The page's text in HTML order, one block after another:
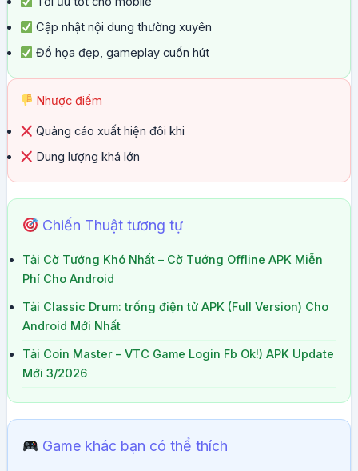
Cập nhật nội dung thường xuyên
Đồ họa đẹp, gameplay cuốn hút
Nhược điểm
Quảng cáo xuất hiện đôi khi
Dung lượng khá lớn
Chiến Thuật tương tự
Tải Cờ Tướng Khó Nhất – Cờ Tướng Offline APK Miễn
Phí Cho Android
Tải Classic Drum: trống điện tử APK (Full Version) Cho
Android Mới Nhất
Tải Coin Master – VTC Game Login Fb Ok!) APK Update
Mới 3/2026
Game khác bạn có thể thích